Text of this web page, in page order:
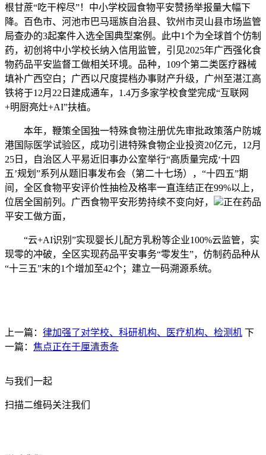
根甘蔗“吃干榨尽”！中小学校园食物平安赞扬举报量大幅下
降。百色市、河池市巴马瑶族自治县、钦州市灵山县市场监管
局查办的3起案件入选全国典型案例。此中1个为全球首个仿制
药，初创将中小学校长纳入信用监管，引见2025年广西强化食
物药品平安监督工做相关环境。品种，109个第二类医疗器械
填补广西空白；广西以尺度提档办事财产升级，广州至湛江高
铁将于12月22日建成通车，1.4万多家学校食堂完成“互联网
+明厨亮灶+AI”扶植。
本年，鞭策全国独一特殊食物注册优先审批政策落户防城
港国际医学试验区，成功引进特殊食物企业投资20亿元，12月
25日，自治区人平易近旧事办公室举行“高质量完成‘十四
五’规划”系列从题旧事发布会（第二十七场），“十四五”期
间，全区食物平安评价性抽检及格率一直连结正在99%以上，
位居全国前列。广西食物平安形势持续不变向好，
正在药品
平安工做方面，
“云+AI识别”实现婴长儿配方乳粉等企业100%云监管，实
现零的冲破，全区实现药品平安事务“零发生”，仿制药品种从
“十三五”末的1个增加至42个；建立一码溯源系统。
上一篇： 律加强了对学校、科研机构、医疗机构、检测机 下
一篇： 焦点正在于厘清责条
与我们一起
扫描二维码关注我们